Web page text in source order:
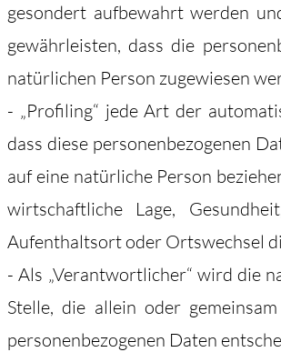
gesondert aufbewahrt werden
gewährleisten, dass die
natürlichen Person zugewiesen
- „Profiling“ jede Art der
dass diese personenbezogenen
auf eine natürliche Person
wirtschaftliche Lage,
Aufenthaltsort oder Ortswechsel
- Als „Verantwortlicher“ wird die
Stelle, die allein oder
personenbezogenen Daten